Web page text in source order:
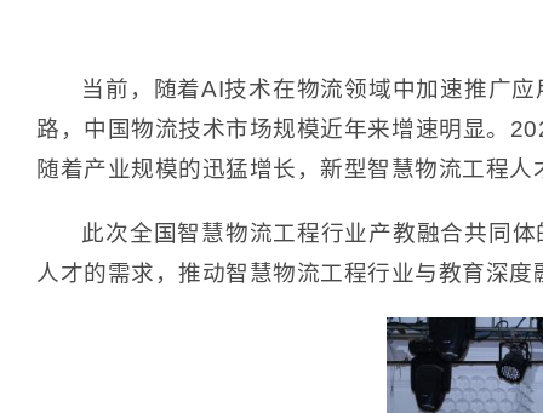
当前，随着AI技术在物流领域中加速推广
路，中国物流技术市场规模近年来增速明显。
随着产业规模的迅猛增长，新型智慧物流工程
此次全国智慧物流工程行业产教融合共同
人才的需求，推动智慧物流工程行业与教育深